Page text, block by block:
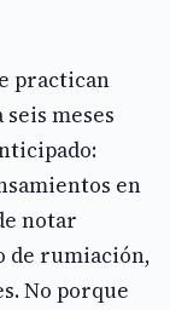
practican
meses
en
notar
de rumiación,
No porque